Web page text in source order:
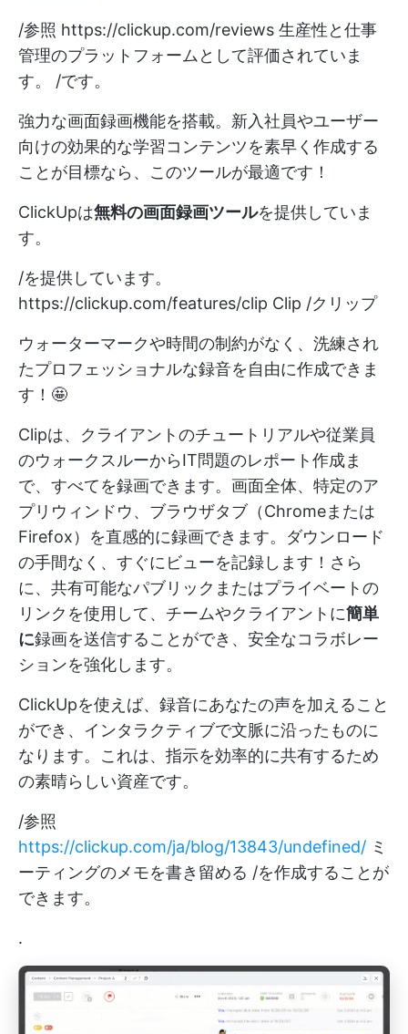
/参照 https://clickup.com/reviews 生産性と仕事
管理のプラットフォームとして評価されていま
す。 /です。
強力な画面録画機能を搭載。新入社員やユーザー
向けの効果的な学習コンテンツを素早く作成する
ことが目標なら、このツールが最適です！
ClickUpは無料の画面録画ツールを提供していま
す。
/を提供しています。
https://clickup.com/features/clip Clip /クリップ
ウォーターマークや時間の制約がなく、洗練され
たプロフェッショナルな録音を自由に作成できま
す！🤩
Clipは、クライアントのチュートリアルや従業員
のウォークスルーからIT問題のレポート作成ま
で、すべてを録画できます。画面全体、特定のア
プリウィンドウ、ブラウザタブ（Chromeまたは
Firefox）を直感的に録画できます。ダウンロード
の手間なく、すぐにビューを記録します！さら
に、共有可能なパブリックまたはプライベートの
リンクを使用して、チームやクライアントに簡単
に録画を送信することができ、安全なコラボレー
ションを強化します。
ClickUpを使えば、録音にあなたの声を加えること
ができ、インタラクティブで文脈に沿ったものに
なります。これは、指示を効率的に共有するため
の素晴らしい資産です。
/参照
https://clickup.com/ja/blog/13843/undefined/ ミ
ーティングのメモを書き留める /を作成することが
できます。
.